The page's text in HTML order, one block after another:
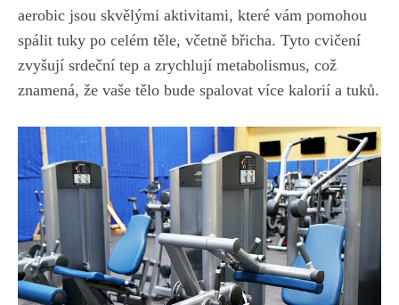
aerobic jsou skvělými aktivitami, které vám pomohou
spálit tuky po celém těle, včetně břicha. Tyto ​cvičení‍
zvyšují ⁤srdeční tep a zrychlují metabolismus, což
znamená, že ⁢vaše tělo bude spalovat více kalorií a​ tuků.